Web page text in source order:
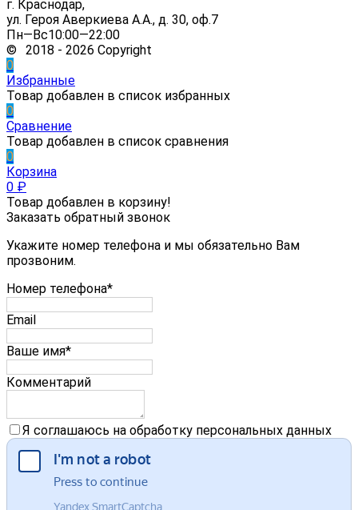
г. Краснодар,
ул. Героя Аверкиева А.А., д. 30, оф.7
Пн—Вс10:00—22:00
© 2018 - 2026 Copyright
0
Избранные
Товар добавлен в список избранных
0
Сравнение
Товар добавлен в список сравнения
0
Корзина
0 ₽
Товар добавлен в корзину!
Заказать обратный звонок
Укажите номер телефона и мы обязательно Вам
прозвоним.
Номер телефона*
Email
Ваше имя*
Комментарий
Я соглашаюсь на обработку персональных данных